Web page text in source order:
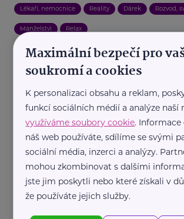
Lékaři, nemocnice Reality Dárek Rozvod,
Manželství Relax
Maximální bezpečí pro
soukromí a cookies
K personalizaci obsahu a reklam,
funkcí sociálních médií a analýze naší
využíváme soubory cookie.
náš web používáte, sdílíme se svými
sociální média, inzerci a analýzy.
mohou zkombinovat s dalšími
jste jim poskytli nebo které získali v
že používáte jejich služby.